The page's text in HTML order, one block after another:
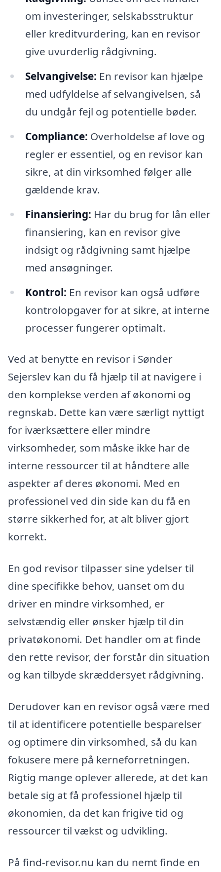
om investeringer, selskabsstruktur
eller kreditvurdering, kan en revisor
give uvurderlig rådgivning.
Selvangivelse: En revisor kan hjælpe
med udfyldelse af selvangivelsen, så
du undgår fejl og potentielle bøder.
Compliance: Overholdelse af love og
regler er essentiel, og en revisor kan
sikre, at din virksomhed følger alle
gældende krav.
Finansiering: Har du brug for lån eller
finansiering, kan en revisor give
indsigt og rådgivning samt hjælpe
med ansøgninger.
Kontrol: En revisor kan også udføre
kontrolopgaver for at sikre, at interne
processer fungerer optimalt.
Ved at benytte en revisor i Sønder
Sejerslev kan du få hjælp til at navigere i
den komplekse verden af økonomi og
regnskab. Dette kan være særligt nyttigt
for iværksættere eller mindre
virksomheder, som måske ikke har de
interne ressourcer til at håndtere alle
aspekter af deres økonomi. Med en
professionel ved din side kan du få en
større sikkerhed for, at alt bliver gjort
korrekt.
En god revisor tilpasser sine ydelser til
dine specifikke behov, uanset om du
driver en mindre virksomhed, er
selvstændig eller ønsker hjælp til din
privatøkonomi. Det handler om at finde
den rette revisor, der forstår din situation
og kan tilbyde skræddersyet rådgivning.
Derudover kan en revisor også være med
til at identificere potentielle besparelser
og optimere din virksomhed, så du kan
fokusere mere på kerneforretningen.
Rigtig mange oplever allerede, at det kan
betale sig at få professionel hjælp til
økonomien, da det kan frigive tid og
ressourcer til vækst og udvikling.
På find-revisor.nu kan du nemt finde en